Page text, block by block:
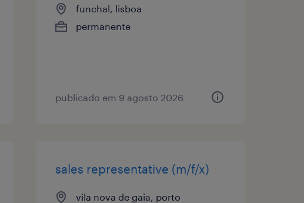
funchal, lisboa
permanente
publicado em 9 agosto 2026
sales representative (m/f/x)
vila nova de gaia, porto